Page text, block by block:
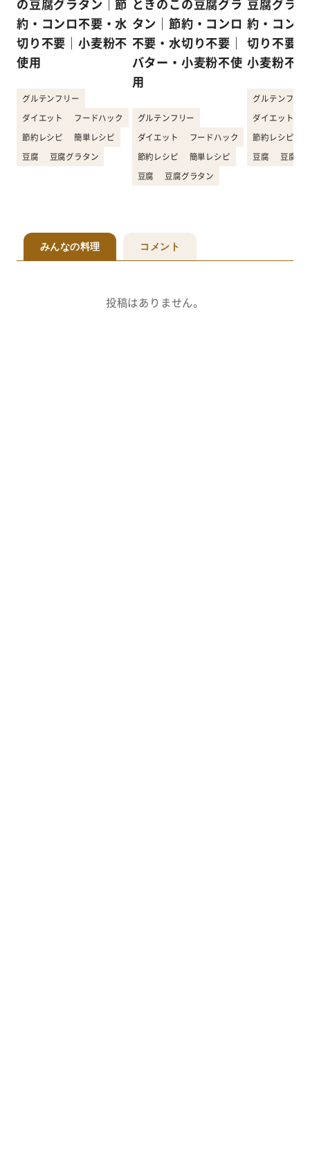
の豆腐グラタン｜節
約・コンロ不要・水
切り不要｜小麦粉不
使用
グルテンフリー
ダイエット フードハック
節約レシピ 簡単レシピ
豆腐 豆腐グラタン
ときのこの豆腐グラ
タン｜節約・コンロ
不要・水切り不要｜
バター・小麦粉不使
用
グルテンフリー
ダイエット フードハック
節約レシピ 簡単レシピ
豆腐 豆腐グラタン
豆腐グラ
約・コン
切り不要
小麦粉不
グルテンフリー
ダイエット
節約レシピ
豆腐 豆腐グ
みんなの料理 コメント
投稿はありません。